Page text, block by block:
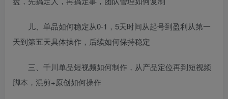
儿、单品如何稳定从0-1，5天时间从起号到盈利从第一
天到第五天具体操作，后续如何保持稳定
三、千川单品短视频如何制作，从产品定位再到短视频
脚本，混剪+原创如何操作